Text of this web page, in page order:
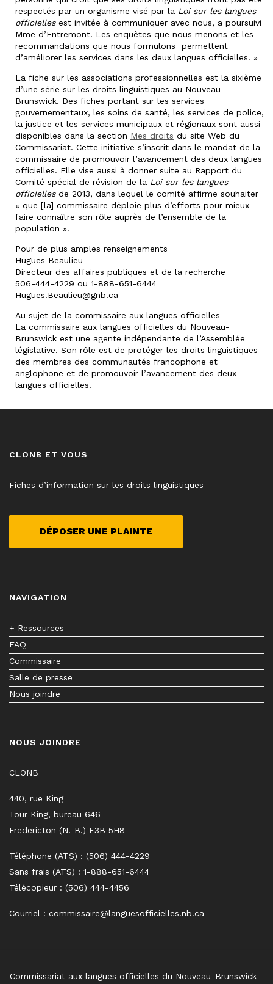
respectés par un organisme visé par la Loi sur les langues
officiellesest invitée à communiquer avec nous, a poursuivi
Mme d’Entremont. Les enquêtes que nous menons et les
recommandations que nous formulons permettent
d’améliorer les services dans les deux langues officielles. »
La fiche sur les associations professionnelles est la sixième
d’une série sur les droits linguistiques au Nouveau-
Brunswick. Des fiches portant sur les services
gouvernementaux, les soins de santé, les services de police,
la justice et les services municipaux et régionaux sont aussi
disponibles dans la section Mes droits du site Web du
Commissariat. Cette initiative s’inscrit dans le mandat de la
commissaire de promouvoir l’avancement des deux langues
officielles. Elle vise aussi à donner suite au Rapport du
Comité spécial de révision de la Loi sur les langues
officiellesde 2013, dans lequel le comité affirme souhaiter
« que [la] commissaire déploie plus d’efforts pour mieux
faire connaître son rôle auprès de l’ensemble de la
population ».
Pour de plus amples renseignements
Hugues Beaulieu
Directeur des affaires publiques et de la recherche
506-444-4229 ou 1-888-651-6444
Hugues.Beaulieu@gnb.ca
Au sujet de la commissaire aux langues officielles
La commissaire aux langues officielles du Nouveau-
Brunswick est une agente indépendante de l’Assemblée
législative. Son rôle est de protéger les droits linguistiques
des membres des communautés francophone et
anglophone et de promouvoir l’avancement des deux
langues officielles.
CLONB ET VOUS
Fiches d’information sur les droits linguistiques
DÉPOSER UNE PLAINTE
NAVIGATION
+ Ressources
FAQ
Commissaire
Salle de presse
Nous joindre
NOUS JOINDRE
CLONB
440, rue King
Tour King, bureau 646
Fredericton (N.-B.) E3B 5H8
Téléphone (ATS) : (506) 444-4229
Sans frais (ATS) : 1-888-651-6444
Télécopieur : (506) 444-4456
Courriel : commissaire@languesofficielles.nb.ca
Commissariat aux langues officielles du Nouveau-Brunswick -